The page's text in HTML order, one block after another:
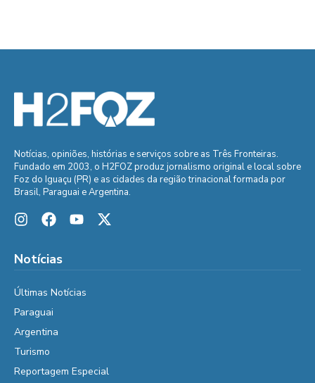
Notícias, opiniões, histórias e serviços sobre as Três Fronteiras.
Fundado em 2003, o H2FOZ produz jornalismo original e local sobre
Foz do Iguaçu (PR) e as cidades da região trinacional formada por
Brasil, Paraguai e Argentina.
Notícias
Últimas Notícias
Paraguai
Argentina
Turismo
Reportagem Especial